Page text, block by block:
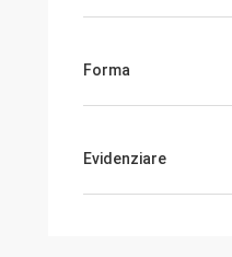
Forma
Evidenziare